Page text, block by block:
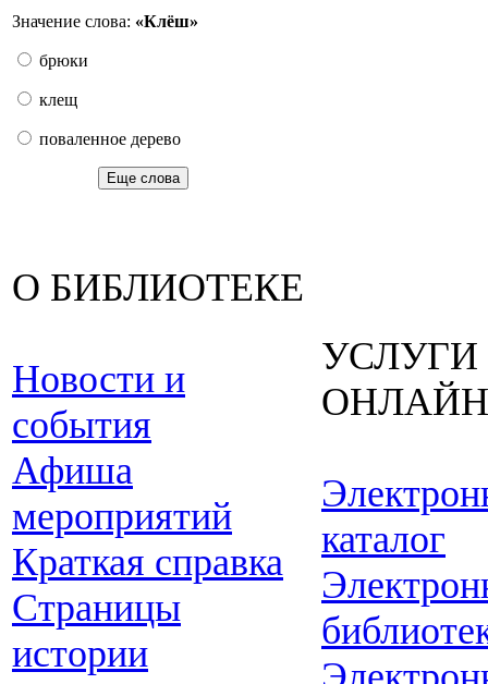
Значение слова: «Клёш»
брюки
клещ
поваленное дерево
Еще слова
О БИБЛИОТЕКЕ
Новости и
события
Афиша
мероприятий
Краткая справка
Страницы
истории
УСЛУГИ
ОНЛАЙН
каталог